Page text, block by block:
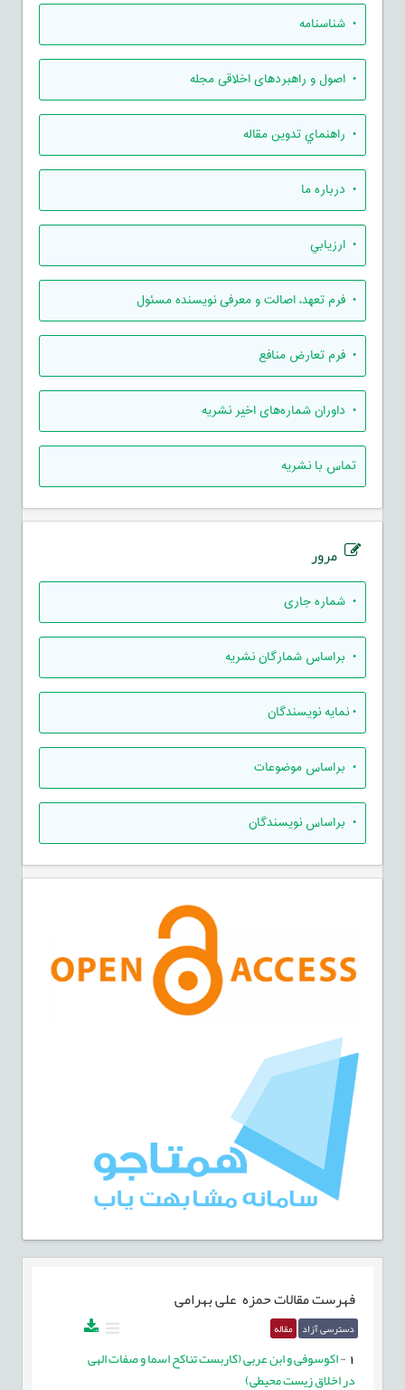
• شناسنامه
• اصول و راهبردهای اخلاقی مجله
• راهنماي تدوين مقاله
• درباره ما
• ارزيابي
• فرم تعهد، اصالت و معرفی نویسنده مسئول
• فرم تعارض منافع
• داوران شماره‌های اخیر نشریه
تماس با نشریه
مرور
• شماره جاری
• براساس شمارگان نشریه
•نمایه نویسندگان
• براساس موضوعات
• براساس نویسندگان
فهرست مقالاتحمزه علی بهرامی
دسترسی آزاد مقاله
-اکوسوفی و ابن عربی (کاربست تناکح اسما و صفات الهی
در اخلاق زیست محیطی)